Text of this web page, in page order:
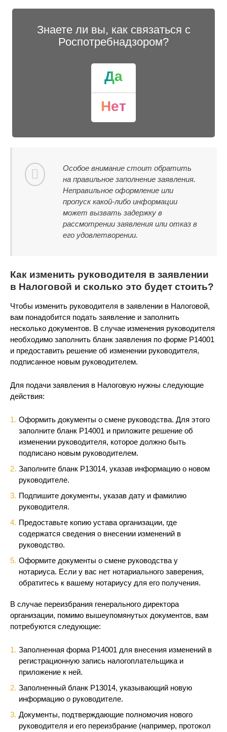
Знаете ли вы, как связаться с
Роспотребнадзором?
Да
Нет
Особое внимание стоит обратить
на правильное заполнение заявления.
Неправильное оформление или
пропуск какой-либо информации
может вызвать задержку в
рассмотрении заявления или отказ в
его удовлетворении.
Как изменить руководителя в заявлении
в Налоговой и сколько это будет стоить?
Чтобы изменить руководителя в заявлении в Налоговой,
вам понадобится подать заявление и заполнить
несколько документов. В случае изменения руководителя
необходимо заполнить бланк заявления по форме Р14001
и предоставить решение об изменении руководителя,
подписанное новым руководителем.
Для подачи заявления в Налоговую нужны следующие
действия:
Оформить документы о смене руководства. Для этого
заполните бланк Р14001 и приложите решение об
изменении руководителя, которое должно быть
подписано новым руководителем.
Заполните бланк Р13014, указав информацию о новом
руководителе.
Подпишите документы, указав дату и фамилию
руководителя.
Предоставьте копию устава организации, где
содержатся сведения о внесении изменений в
руководство.
Оформите документы о смене руководства у
нотариуса. Если у вас нет нотариального заверения,
обратитесь к вашему нотариусу для его получения.
В случае переизбрания генерального директора
организации, помимо вышеупомянутых документов, вам
потребуются следующие:
Заполненная форма Р14001 для внесения изменений в
регистрационную запись налогоплательщика и
приложение к ней.
Заполненный бланк Р13014, указывающий новую
информацию о руководителе.
Документы, подтверждающие полномочия нового
руководителя и его переизбрание (например, протокол